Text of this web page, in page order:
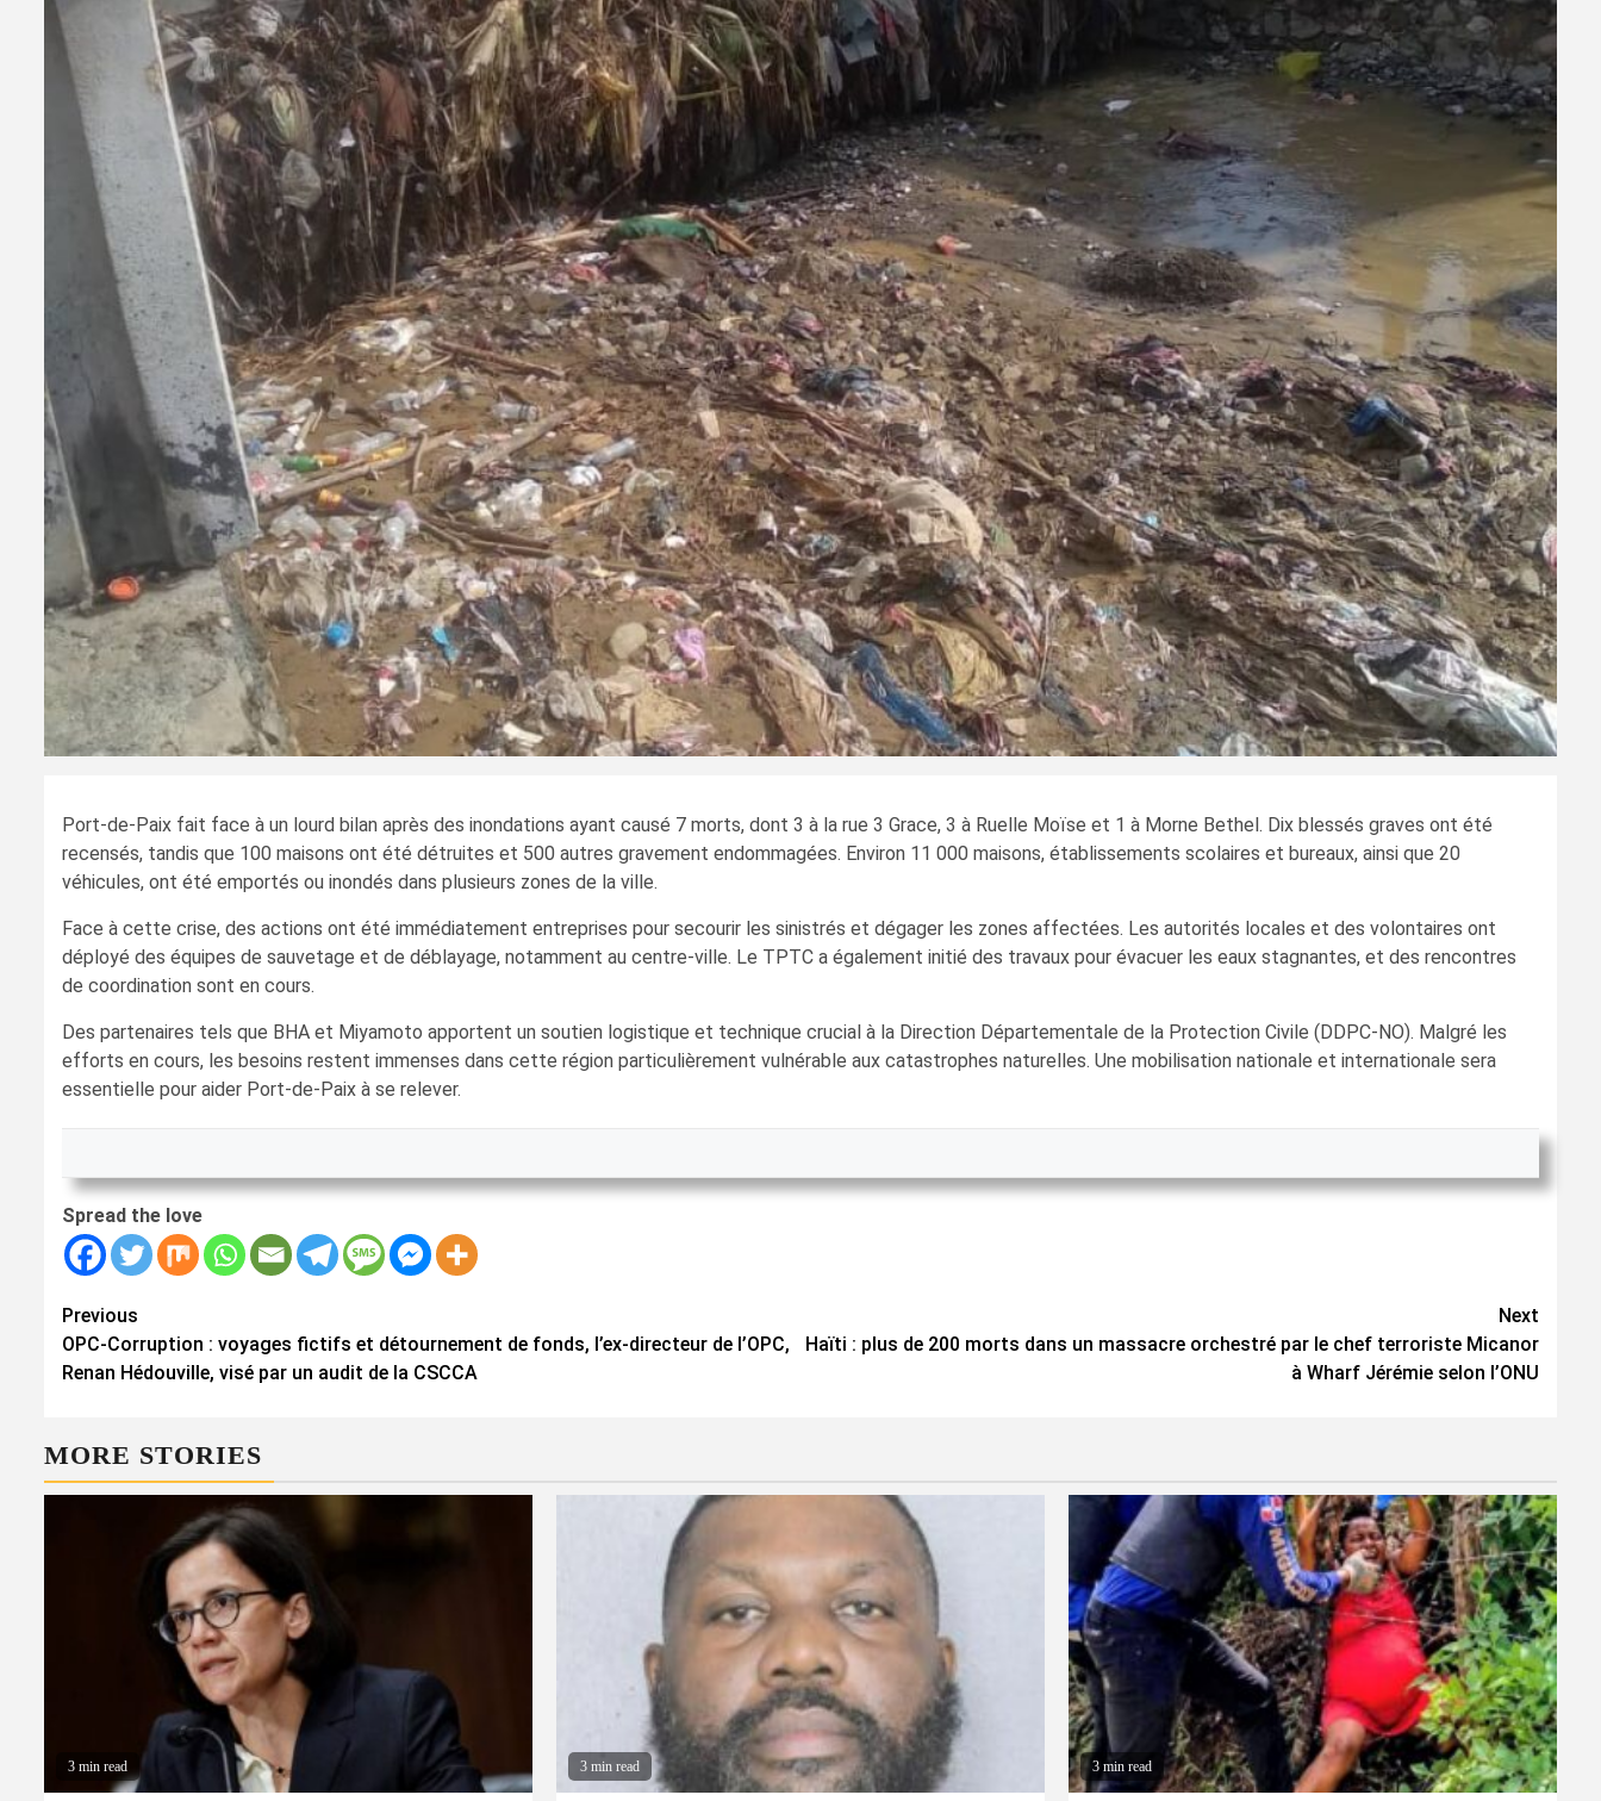
Port-de-Paix fait face à un lourd bilan après des inondations ayant causé 7 morts, dont 3 à la rue 3 Grace, 3 à Ruelle Moïse et 1 à Morne Bethel. Dix blessés graves ont été
recensés, tandis que 100 maisons ont été détruites et 500 autres gravement endommagées. Environ 11 000 maisons, établissements scolaires et bureaux, ainsi que 20
véhicules, ont été emportés ou inondés dans plusieurs zones de la ville.
Face à cette crise, des actions ont été immédiatement entreprises pour secourir les sinistrés et dégager les zones affectées. Les autorités locales et des volontaires ont
déployé des équipes de sauvetage et de déblayage, notamment au centre-ville. Le TPTC a également initié des travaux pour évacuer les eaux stagnantes, et des rencontres
de coordination sont en cours.
Des partenaires tels que BHA et Miyamoto apportent un soutien logistique et technique crucial à la Direction Départementale de la Protection Civile (DDPC-NO). Malgré les
efforts en cours, les besoins restent immenses dans cette région particulièrement vulnérable aux catastrophes naturelles. Une mobilisation nationale et internationale sera
essentielle pour aider Port-de-Paix à se relever.
Spread the love
Continue
Reading
Previous
OPC-Corruption : voyages fictifs et détournement de fonds, l’ex-directeur de l’OPC,
Renan Hédouville, visé par un audit de la CSCCA
Next
Haïti : plus de 200 morts dans un massacre orchestré par le chef terroriste Micanor
à Wharf Jérémie selon l’ONU
MORE STORIES
3 min read 3 min read 3 min read